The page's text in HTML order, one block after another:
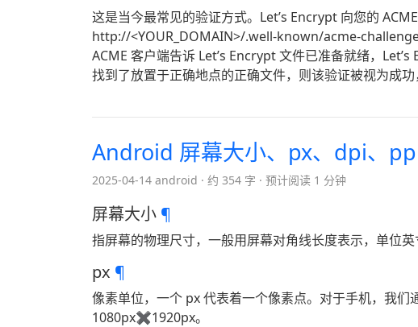
这是当今最常见的验证方式。Let’s Encrypt 向您的
http://<YOUR_DOMAIN>/.well-known/acme-
ACME 客户端告诉 Let’s Encrypt 文件已准备就绪，
找到了放置于正确地点的正确文件，则该验证被视为成
Android 屏幕大小、px、dpi、
2025-04-14 android 约 354 字 预计阅读 1 分钟
屏幕大小 ¶
指屏幕的物理尺寸，一般用屏幕对角线长度表示，单位英
px ¶
像素单位，一个 px 代表着一个像素点。对于手机，我
1080px✖1920px。